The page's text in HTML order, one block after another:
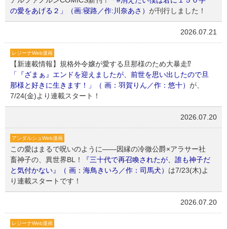
の愛をあげる２」（画:寝路／作:川奈あさ） が刊行しました！
2026.07.21
レジーナWeb漫画
【新連載情報】規格外令嬢が愛する旦那様のため大暴走⁉
「『ざまぁ』エンドを迎えましたが、前世を思い出したので旦
那様と好きに生きます！」（ 画：羽賀りん／作：悠十） が、
7/24(金)より連載スタート！
2026.07.20
アンダルシュWeb漫画
この愛はまるで呪いのように――因縁の冷徹公爵×アラサー社
畜神子の、異世界BL！
『三十代で再召喚されたが、誰も神子だ
と気付かない』（ 画：海鳥きいろ／作：司馬犬） は7/23(木)よ
り連載スタートです！
2026.07.20
レジーナWeb漫画